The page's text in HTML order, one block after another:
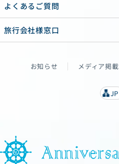
よくあるご質問
旅行会社様窓口
お知らせ メディア掲載
lan
g
JP